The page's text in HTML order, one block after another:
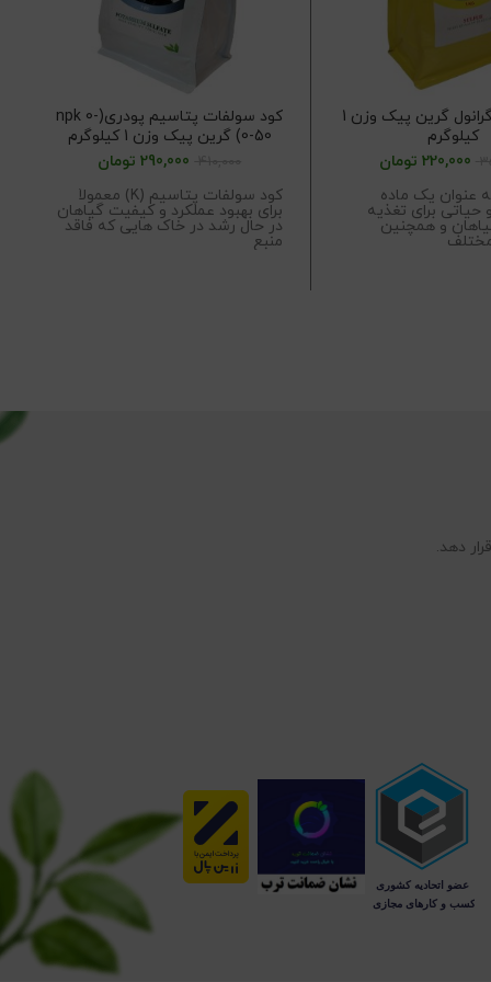
کود گوگرد گرانول گرین پیک وزن 1
کیلوگرم
220,000 تومان
عنوان یک ماده
حیاتی برای تغذیه
و همچنین
کود سولفات پتاسیم پودری(npk 0-
0-50) گرین پیک وزن 1 کیلوگرم
290,000 تومان
کود سولفات پتاسیم (K) معمولاً
برای بهبود عملکرد و کیفیت گیاهان
در حال رشد در خاک هایی که فاقد
منبع
دهد.